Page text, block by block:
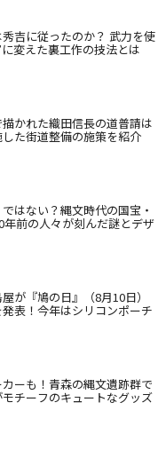
吉に従ったのか？ 武力を使
変えた裏工作の技法とは
描かれた織田信長の道普請は
た街道整備の施策を紹介
はない？縄文時代の国宝・
年前の人々が刻んだ謎とデザ
が『鳩の日』（8月10日）
表！今年はシリコンポーチ
ーも！青森の縄文遺跡群で
チーフのキュートなグッズ